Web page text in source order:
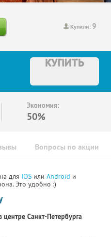
Купили:9
КУПИТЬ
Экономия:
50%
Вопросы по акции
для IOS или Android и
Это удобно :)
центре Санкт-Петербурга